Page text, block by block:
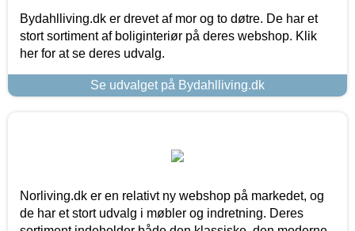
Bydahlliving.dk er drevet af mor og to døtre. De har et
stort sortiment af boliginteriør på deres webshop. Klik
her for at se deres udvalg.
Se udvalget på Bydahlliving.dk
Norliving.dk er en relativt ny webshop på markedet, og
de har et stort udvalg i møbler og indretning. Deres